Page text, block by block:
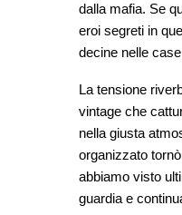
dalla mafia. Se
eroi segreti in
decine nelle
La tensione
vintage che
nella giusta
organizzato
abbiamo visto
guardia e